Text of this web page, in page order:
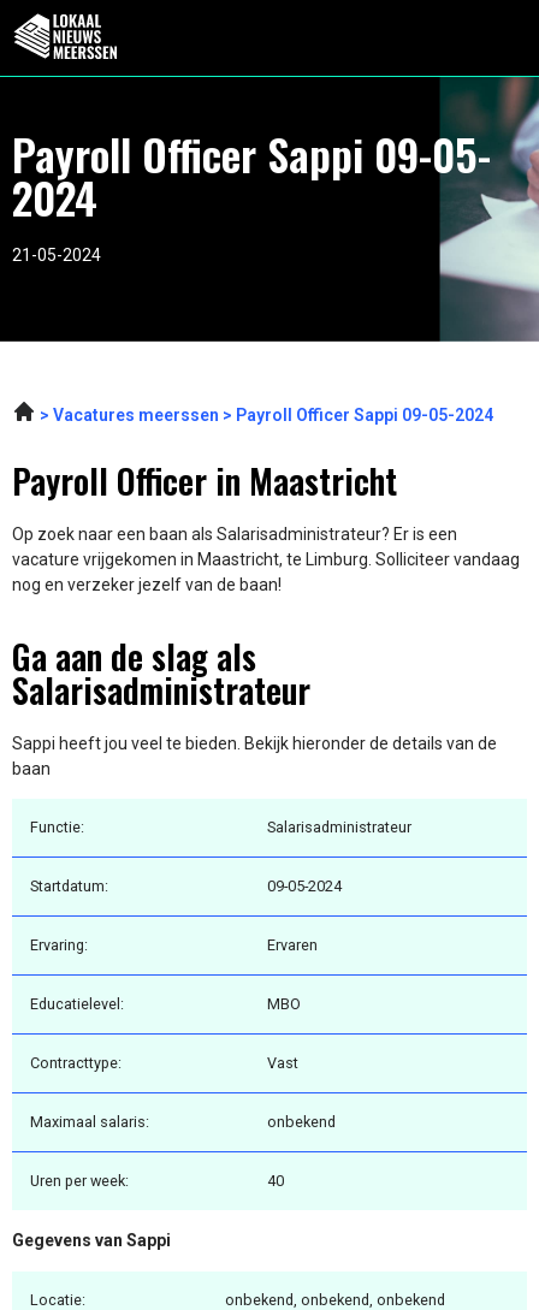
Payroll Officer Sappi 09-05-
2024
21-05-2024
Vacatures meerssen Payroll Officer Sappi 09-05-2024
Payroll Officer in Maastricht
Op zoek naar een baan als Salarisadministrateur? Er is een
vacature vrijgekomen in Maastricht, te Limburg. Solliciteer vandaag
nog en verzeker jezelf van de baan!
Ga aan de slag als
Salarisadministrateur
Sappi heeft jou veel te bieden. Bekijk hieronder de details van de
baan
Functie: Salarisadministrateur
Startdatum: 09-05-2024
Ervaring: Ervaren
Educatielevel: MBO
Contracttype: Vast
Maximaal salaris: onbekend
Uren per week: 40
Gegevens van Sappi
Locatie: onbekend, onbekend, onbekend